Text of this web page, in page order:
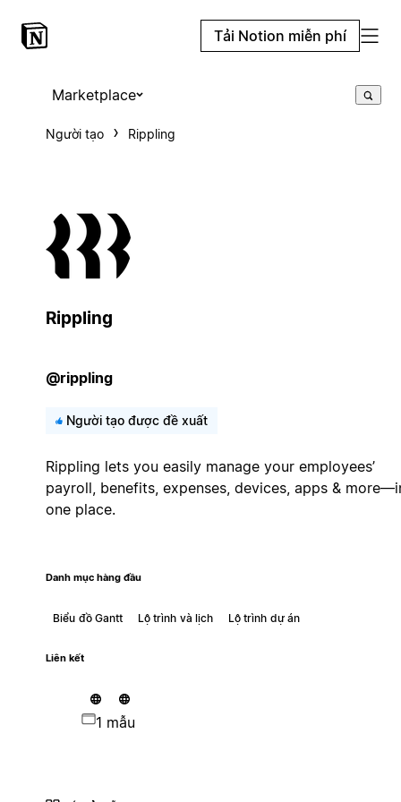
Tải Notion miễn phí
Marketplace
Người tạo Rippling
Rippling
@rippling
Người tạo được đề xuất
Rippling lets you easily manage your employees’
payroll, benefits, expenses, devices, apps &
one place.
Danh mục hàng đầu
Biểu đồ Gantt Lộ trình và lịch Lộ trình dự án
Liên kết
1 mẫu